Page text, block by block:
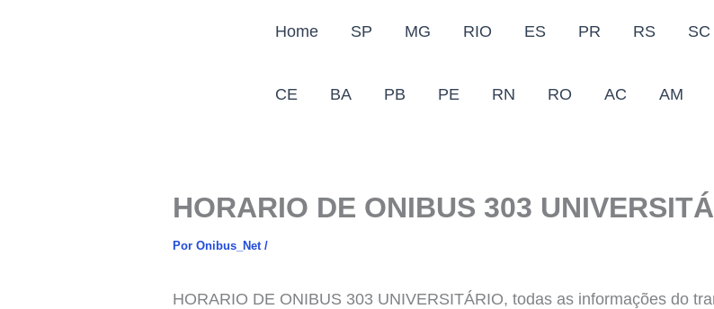
Home SP MG RIO ES PR RS SC
CE BA PB PE RN RO AC AM
HORARIO DE ONIBUS 303
Por Onibus_Net /
HORARIO DE ONIBUS 303 UNIVERSITÁRIO, todas as informações do